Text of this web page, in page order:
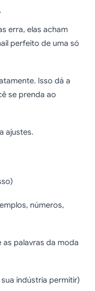
erra, elas acham
perfeito de uma só
Isso dá a
se prenda ao
ajustes.
números,
as palavras da moda
sua indústria permitir)